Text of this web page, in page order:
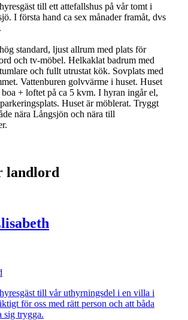
till ett attefallshus på vår tomt i
I första hand ca sex månader framåt, dvs
standard, ljust allrum med plats för
och tv-möbel. Helkaklat badrum med
och fullt utrustat kök. Sovplats med
Vattenburen golvvärme i huset. Huset
+ loftet på ca 5 kvm. I hyran ingår el,
Huset är möblerat. Tryggt
nära Långsjön och nära till
landlord
till vår uthyrningsdel i en villa i
för oss med rätt person och att båda
sig trygga.